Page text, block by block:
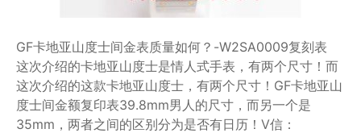
GF卡地亚山度士间金表质量如何？-W2SA0009复刻表
这次介绍的卡地亚山度士是情人式手表，有两个尺寸！而
这次介绍的这款卡地亚山度士，有两个尺寸！GF卡地亚山
度士间金额复印表39.8mm男人的尺寸，而另一个是
35mm，两者之间的区别分为是否有日历！V信：